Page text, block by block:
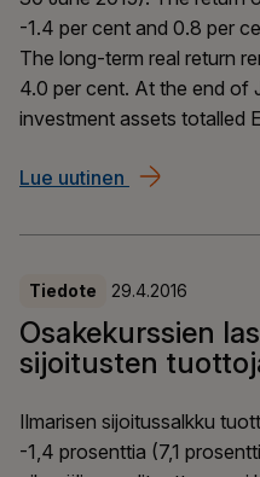
-1.4 per cent and 0.8 per
The long-term real return
4.0 per cent. At the end of
investment assets totalled
Lue uutinen
Tiedote 29.4.2016
Osakekurssien
sijoitusten
Ilmarisen sijoitussalkku
-1,4 prosenttia (7,1